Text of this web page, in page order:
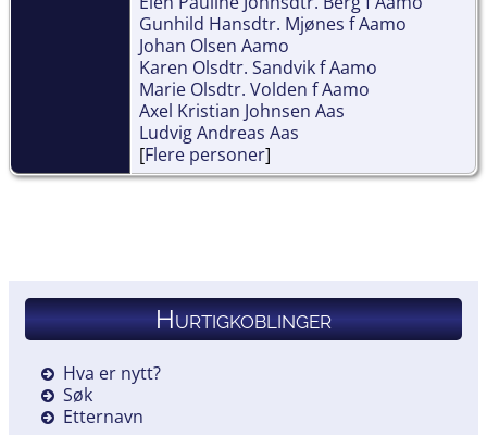
Gunhild Hansdtr. Mjønes f Aamo
Johan Olsen Aamo
Karen Olsdtr. Sandvik f Aamo
Marie Olsdtr. Volden f Aamo
Axel Kristian Johnsen Aas
Ludvig Andreas Aas
[Flere personer]
Hurtigkoblinger
Hva er nytt?
Søk
Etternavn